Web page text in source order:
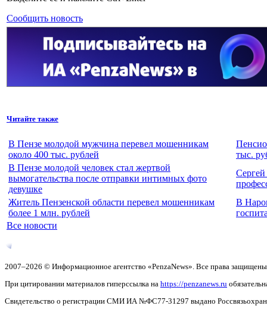
Сообщить новость
Читайте также
В Пензе молодой мужчина перевел мошенникам
около 400 тыс. рублей
тыс.
В Пензе молодой человек стал жертвой
вымогательства после отправки интимных фото
девушке
Житель Пензенской области перевел мошенникам
более 1 млн. рублей
В
Все новости
2007–2026 © Информационное агентство «PenzaNews». Все права
При цитировании материалов гиперссылка на https://penzanews.ru
Свидетельство о регистрации СМИ ИА №ФС77-31297 выдано